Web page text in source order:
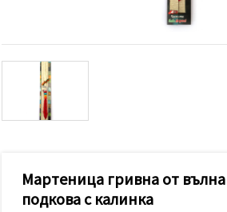
показваме
релевантно
съдържание
и реклами,
включително
с помощта
маркетинг.
Можеш да
Мартеница гривна от
подкова с калинка